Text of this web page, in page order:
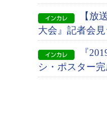
【放
大会』記者会
『
シ・ポスター完